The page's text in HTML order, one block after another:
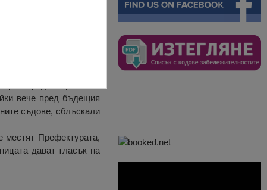
на Олтения (1718-
град „Каролина“,
вече пред бъдещия
съдове, сблъскали
местят Префектурата,
дават тласък на